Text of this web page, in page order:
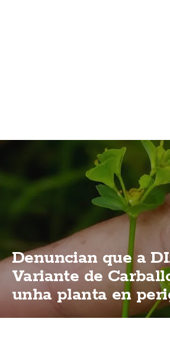
Denuncian que a
Variante de
unha planta en
de extinción